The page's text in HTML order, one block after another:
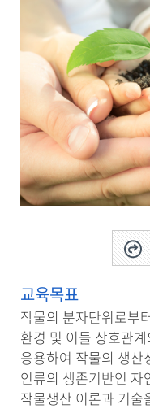
교육목표
작물의 분자단위로부
환경 및 이들 상호관
응용하여 작물의 생산
인류의 생존기반인 자
작물생산 이론과 기술